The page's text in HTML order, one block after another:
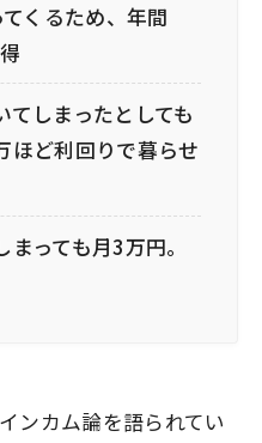
くるため、年間
しまったとしても
ほど利回りで暮らせ
っても月3万円。
ンカム論を語られてい